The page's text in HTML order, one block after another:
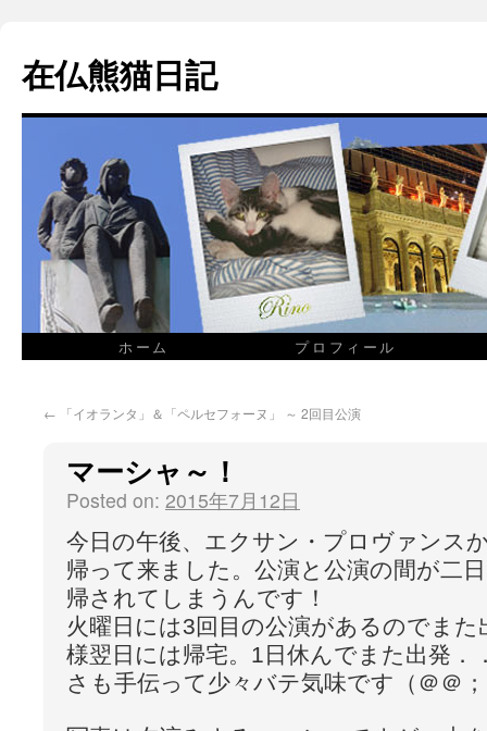
在仏熊猫日記
ホーム プロフィール
← 「イオランタ」＆「ペルセフォーヌ」 ～ 2回目公演
マーシャ～！
Posted on: 2015年7月12日
今日の午後、エクサン・プロヴァンス
帰って来ました。公演と公演の間が二
帰されてしまうんです！
火曜日には3回目の公演があるのでま
様翌日には帰宅。1日休んでまた出発．
さも手伝って少々バテ気味です（＠＠；